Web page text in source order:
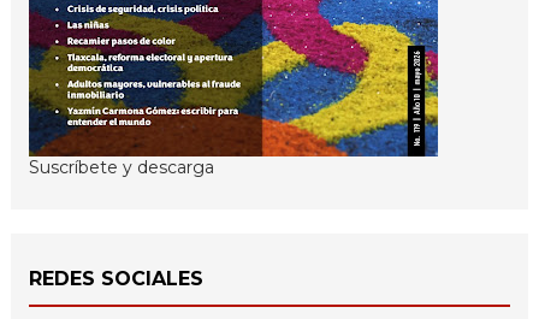
Suscríbete y descarga
REDES SOCIALES